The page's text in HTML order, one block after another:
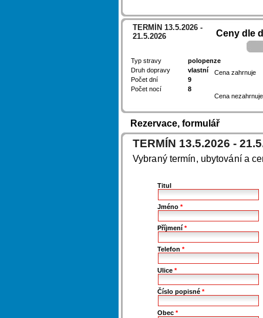
TERMÍN 13.5.2026 -
21.5.2026
Typ stravy
polopenze
Druh dopravy
vlastní
Počet dní
9
Počet nocí
8
Ceny dle
Cena zahrnuje
Cena nezahrnuje
Rezervace, formulář
TERMÍN 13.5.2026 -
Vybraný termín, ubytování a
Titul
Jméno*
Příjmení*
Telefon*
Ulice*
Číslo popisné*
Obec*